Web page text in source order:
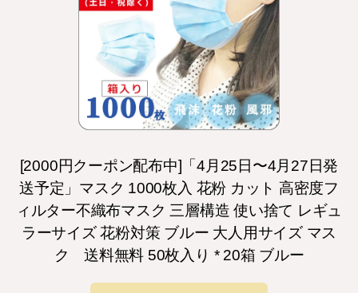
[2000円クーポン配布中]「4月25日〜4月27日発
送予定」マスク 1000枚入 花粉 カット 高密度フ
ィルター不織布マスク 三層構造 使い捨て レギュ
ラーサイズ 花粉対策 ブルー 大人用サイズ マス
ク 送料無料 50枚入り * 20箱 ブルー